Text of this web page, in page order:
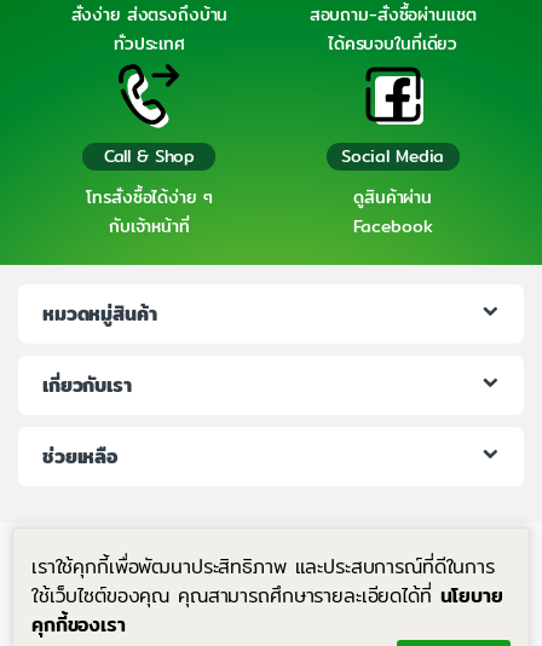
สั่งง่าย ส่งตรงถึงบ้าน
ทั่วประเทศ
สอบถาม-สั่งซื้อผ่านแชต
ได้ครบจบในที่เดียว
Call & Shop
โทรสั่งซื้อได้ง่าย ๆ
กับเจ้าหน้าที่
Social Media
ดูสินค้าผ่าน
Facebook
หมวดหมู่สินค้า
เกี่ยวกับเรา
ช่วยเหลือ
เราใช้คุกกี้เพื่อพัฒนาประสิทธิภาพ และประสบการณ์ที่ดีในการ
ใช้เว็บไซต์ของคุณ คุณสามารถศึกษารายละเอียดได้ที่ นโยบาย
คุกกี้ของเรา